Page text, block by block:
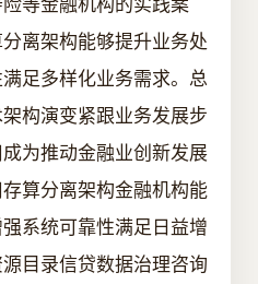
离架构能够提升业务处
足多样化业务需求。总
构演变紧跟业务发展步
为推动金融业创新发展
算分离架构金融机构能
系统可靠性满足日益增
目录信贷数据治理咨询